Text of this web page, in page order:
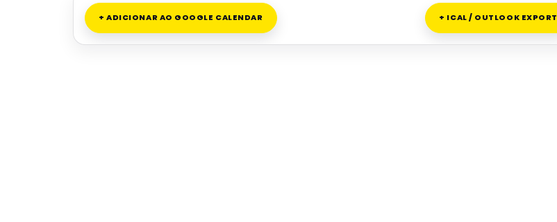
+ ADICIONAR AO GOOGLE CALENDAR + ICAL / OUTLOOK EXPORT